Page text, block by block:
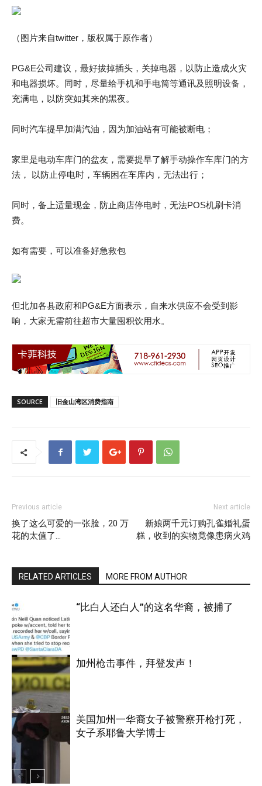
（图片来自twitter，版权属于原作者）
PG&E公司建议，最好拔掉插头，关掉电器，以防止造成火灾
和电器损坏。同时，尽量给手机和手电筒等通讯及照明设备，
充满电，以防突如其来的黑夜。
同时汽车提早加满汽油，因为加油站有可能被断电；
家里是电动车库门的盆友，需要提早了解手动操作车库门的方
法， 以防止停电时，车辆困在车库内，无法出行；
同时，备上适量现金，防止商店停电时，无法POS机刷卡消
费。
如有需要，可以准备好急救包
但北加各县政府和PG&E方面表示，自来水供应不会受到影
响，大家无需前往超市大量囤积饮用水。
SOURCE 旧金山湾区消费指南
Previous article
换了这么可爱的一张脸，20 万
花的太值了…
Next article
新娘两千元订购孔雀婚礼蛋
糕，收到的实物竟像患病火鸡
RELATED ARTICLES MORE FROM AUTHOR
加利福尼亚
“比白人还白人”的这名华裔，被捕了
加利福尼亚
加州枪击事件，拜登发声！
美国加州一华裔女子被警察开枪打死，
女子系耶鲁大学博士